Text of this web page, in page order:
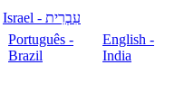
עִבְרִית - Israel
Português -
Brazil
English -
India